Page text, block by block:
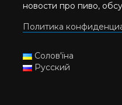
новости про пиво,
Политика
Солов'їна
Русский